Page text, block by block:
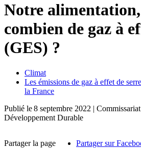
Notre alimentation,
combien de gaz à
(GES) ?
Climat
Les émissions de gaz à effet de
la France
Publié le8 septembre 2022 |
Développement Durable
Partager la page
Partager sur